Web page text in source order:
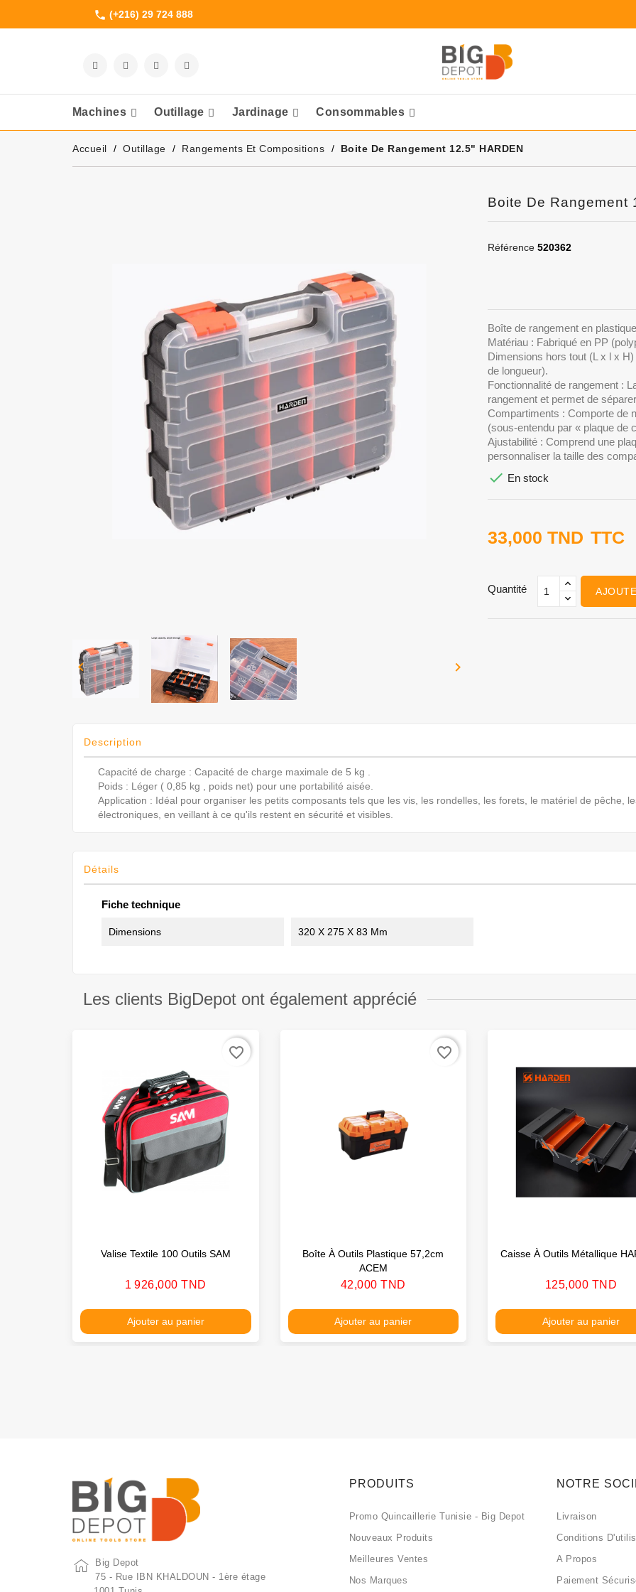
phone (+216) 29 724 888
Machines Outillage Jardinage Consommables
Accueil Outillage Rangements Et Compositions Boite De Rangement 12.5" HARDEN
 
Boite De Rangement
Référence 520362
Boîte de rangement en
Matériau : Fabriqué en PP
Dimensions hors tout (L x l x
de longueur).
Fonctionnalité de rangement :
rangement et permet de
Compartiments : Comporte de
(sous-entendu par « plaque de
Ajustabilité : Comprend une
personnaliser la taille des
 En stock
33,000 TND TTC
Quantité
Description
Capacité de charge : Capacité de charge maximale de 5 kg .
Poids : Léger ( 0,85 kg , poids net) pour une portabilité aisée.
Application : Idéal pour organiser les petits composants tels que les vis, les rondelles, les forets, le matériel de pêche,
électroniques, en veillant à ce qu'ils restent en sécurité et visibles.
Détails
Fiche technique
Dimensions 320 X 275 X 83 Mm
Les clients BigDepot ont également apprécié
Valise Textile 100 Outils SAM
Prix
1 926,000 TND
Ajouter au panier
favorite_border
Boîte À Outils Plastique 57,2cm
ACEM
Prix
42,000 TND
Ajouter au panier
favorite_border
Caisse À Outils Métallique
Prix
125,000 TND
Ajouter au panier
Big Depot
75 - Rue IBN KHALDOUN - 1ère étage
PRODUITS
Promo Quincaillerie Tunisie - Big Depot
Nouveaux Produits
Meilleures Ventes
Nos Marques
NOTRE
Livraison
Conditions
A Propos
Paiement